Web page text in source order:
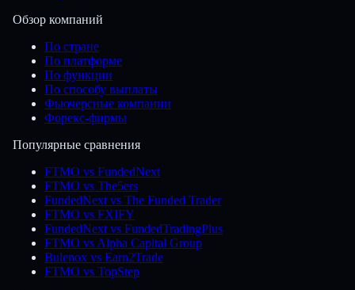
Обзор компаний
По стране
По платформе
По функции
По способу выплаты
Фьючерсные компании
Форекс-фирмы
Популярные сравнения
FTMO vs FundedNext
FTMO vs The5ers
FundedNext vs The Funded Trader
FTMO vs FXIFY
FundedNext vs FundedTradingPlus
FTMO vs Alpha Capital Group
Bulenox vs Earn2Trade
FTMO vs TopStep